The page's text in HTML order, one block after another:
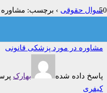
سوال حقوقی › برچسب: مشاوره
مشاوره در مورد پزشکی قانونی
پاسخ داده شده بهارک
کیفری